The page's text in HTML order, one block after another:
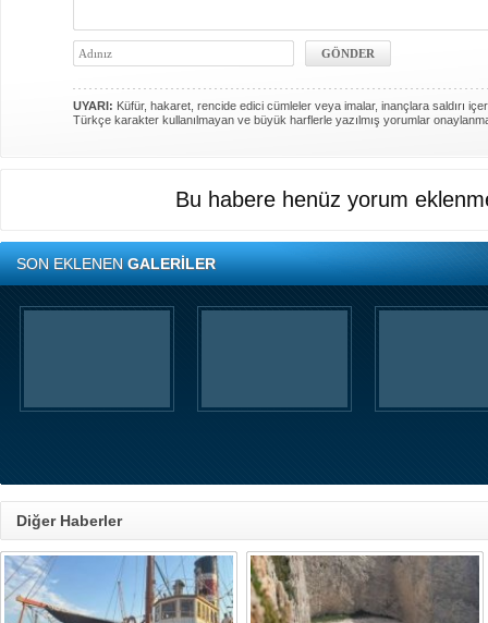
UYARI: Küfür, hakaret, rencide edici cümleler veya imalar, inançlara saldırı
Türkçe karakter kullanılmayan ve büyük harflerle yazılmış yorumlar
Bu habere henüz yorum
SON EKLENENGALERİLER
Diğer Haberler